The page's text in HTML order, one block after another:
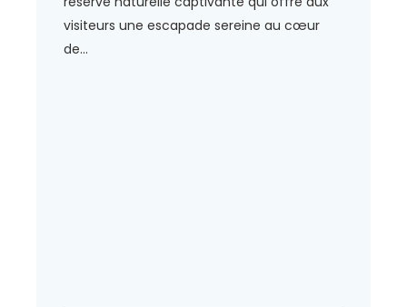
visiteurs une escapade sereine au cœur
de...